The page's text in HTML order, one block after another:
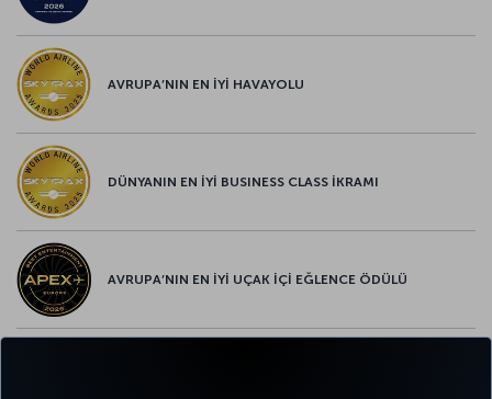
AVRUPA’NIN EN İYİ HAVAYOLU
DÜNYANIN EN İYİ BUSINESS CLASS İKRAMI
AVRUPA’NIN EN İYİ UÇAK İÇİ EĞLENCE ÖDÜLÜ